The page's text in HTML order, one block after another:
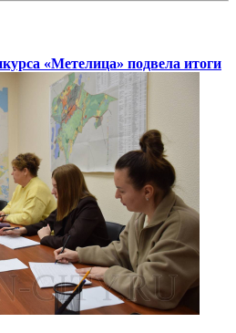
«Метелица» подвела итоги